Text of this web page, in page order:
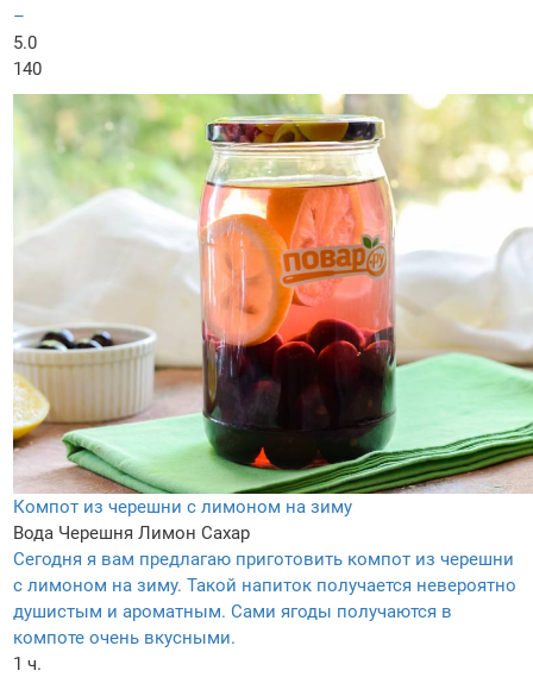
–
5.0
140
Компот из черешни с лимоном на зиму
Вода Черешня Лимон Сахар
Сегодня я вам предлагаю приготовить компот из черешни
с лимоном на зиму. Такой напиток получается невероятно
душистым и ароматным. Сами ягоды получаются в
компоте очень вкусными.
1 ч.